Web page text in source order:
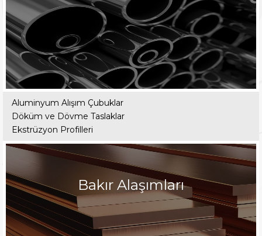
Aluminyum Alışım Çubuklar
Döküm ve Dövme Taslaklar
Ekstrüzyon Profilleri
Bakır Alaşımları